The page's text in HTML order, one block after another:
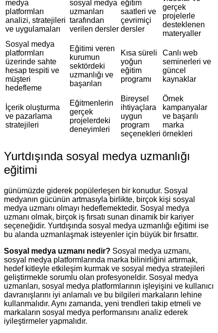
medya
platformları
analizi, stratejileri
ve uygulamaları
sosyal medya
uzmanları
tarafından
verilen dersler
eğitim
saatleri ve
çevrimiçi
dersler
gerçek
projelerle
desteklenen
materyaller
Sosyal medya
platformları
üzerinde sahte
hesap tespiti ve
müşteri
hedefleme
Eğitimi veren
kurumun
sektördeki
uzmanlığı ve
başarıları
Kısa süreli
yoğun
eğitim
programı
Canlı web
seminerleri ve
güncel
kaynaklar
İçerik oluşturma
ve pazarlama
stratejileri
Eğitmenlerin
gerçek
projelerdeki
deneyimleri
Bireysel
ihtiyaçlara
uygun
program
seçenekleri
Örnek
kampanyalar
ve başarılı
marka
örnekleri
Yurtdışında sosyal medya uzmanlığı
eğitimi
günümüzde giderek popülerleşen bir konudur. Sosyal
medyanın gücünün artmasıyla birlikte, birçok kişi sosyal
medya uzmanı olmayı hedeflemektedir. Sosyal medya
uzmanı olmak, birçok iş fırsatı sunan dinamik bir kariyer
seçeneğidir. Yurtdışında sosyal medya uzmanlığı eğitimi ise
bu alanda uzmanlaşmak isteyenler için büyük bir fırsattır.
Sosyal medya uzmanı nedir? Sosyal medya uzmanı,
sosyal medya platformlarında marka bilinirliğini artırmak,
hedef kitleyle etkileşim kurmak ve sosyal medya stratejileri
geliştirmekle sorumlu olan profesyoneldir. Sosyal medya
uzmanları, sosyal medya platformlarının işleyişini ve kullanıcı
davranışlarını iyi anlamalı ve bu bilgileri markaların lehine
kullanmalıdır. Aynı zamanda, yeni trendleri takip etmeli ve
markaların sosyal medya performansını analiz ederek
iyileştirmeler yapmalıdır.